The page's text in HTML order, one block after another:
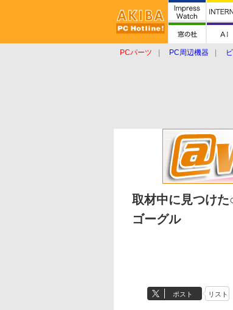
PCパーツ PC周辺機器
取材中に見つけ
ゴーグル
ポスト リスト